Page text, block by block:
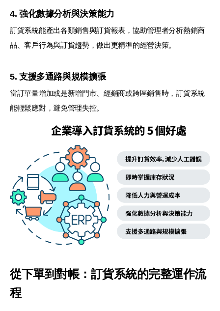
4. 強化數據分析與決策能力
訂貨系統能產出各類銷售與訂貨報表，協助管理者分析熱銷商
品、客戶行為與訂貨趨勢，做出更精準的經營決策。
5. 支援多通路與規模擴張
當訂單量增加或是新增門市、經銷商或跨區銷售時，訂貨系統
能輕鬆應對，避免管理失控。
從下單到對帳：訂貨系統的完整運作流
程